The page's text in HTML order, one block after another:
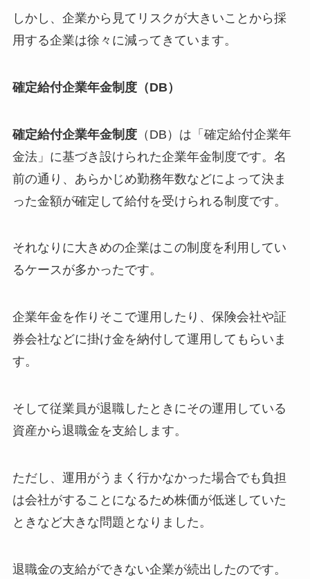
しかし、企業から見てリスクが大きいことから採
用する企業は徐々に減ってきています。
確定給付企業年金制度（DB）
確定給付企業年金制度（DB）は「確定給付企業年
金法」に基づき設けられた企業年金制度です。名
前の通り、あらかじめ勤務年数などによって決ま
った金額が確定して給付を受けられる制度です。
それなりに大きめの企業はこの制度を利用してい
るケースが多かったです。
企業年金を作りそこで運用したり、保険会社や証
券会社などに掛け金を納付して運用してもらいま
す。
そして従業員が退職したときにその運用している
資産から退職金を支給します。
ただし、運用がうまく行かなかった場合でも負担
は会社がすることになるため株価が低迷していた
ときなど大きな問題となりました。
退職金の支給ができない企業が続出したのです。